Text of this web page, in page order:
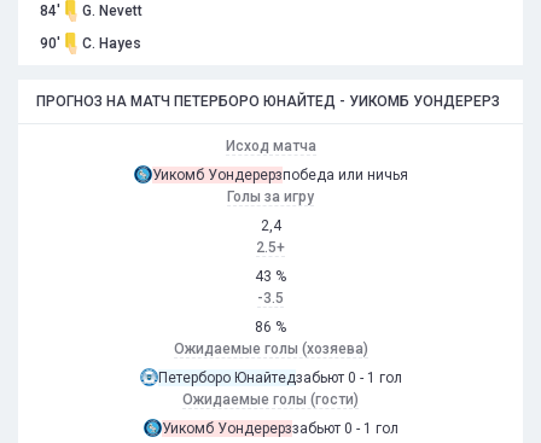
84'
G. Nevett
90'
C. Hayes
ПРОГНОЗ НА МАТЧ ПЕТЕРБОРО ЮНАЙТЕД - УИКОМБ УОНДЕРЕРЗ
Исход матча
Уикомб Уондерерзпобеда или ничья
Голы за игру
2,4
2.5+
43 %
-3.5
86 %
Ожидаемые голы (хозяева)
Петерборо Юнайтедзабьют 0 - 1 гол
Ожидаемые голы (гости)
Уикомб Уондерерззабьют 0 - 1 гол